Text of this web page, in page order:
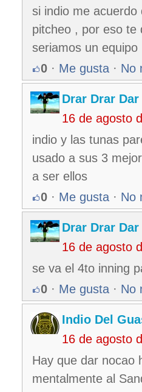
si indio me
pitcheo , por eso te
seriamos un equipo
0 · Me gusta · No
Drar Drar Dar
16 de agosto
indio y las tunas
usado a sus 3
a ser ellos
0 · Me gusta · No
Drar Drar Dar
16 de agosto
se va el 4to inning
0 · Me gusta · No
Indio Del
16 de agosto
Hay que dar nocao
mentalmente al